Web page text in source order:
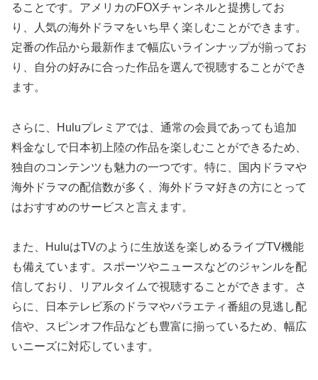
ることです。アメリカのFOXチャンネルと提携してお
り、人気の海外ドラマをいち早く楽しむことができます。
定番の作品から最新作まで幅広いラインナップが揃ってお
り、自分の好みに合った作品を選んで視聴することができ
ます。
さらに、Huluプレミアでは、通常の会員であっても追加
料金なしで日本初上陸の作品を楽しむことができるため、
独自のコンテンツも魅力の一つです。特に、国内ドラマや
海外ドラマの配信数が多く、海外ドラマ好きの方にとって
はおすすめのサービスと言えます。
また、HuluはTVのように生放送を楽しめるライブTV機能
も備えています。スポーツやニュースなどのジャンルを配
信しており、リアルタイムで視聴することができます。さ
らに、日本テレビ系のドラマやバラエティ番組の見逃し配
信や、スピンオフ作品なども豊富に揃っているため、幅広
いニーズに対応しています。